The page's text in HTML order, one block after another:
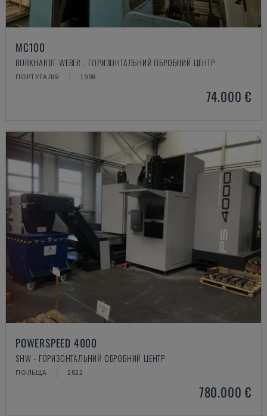
MC100
BURKHARDT-WEBER - ГОРИЗОНТАЛЬНИЙ ОБРОБНИЙ ЦЕНТР
ПОРТУГАЛІЯ 1998
74.000 €
POWERSPEED 4000
SHW - ГОРИЗОНТАЛЬНИЙ ОБРОБНИЙ ЦЕНТР
ПОЛЬЩА 2022
780.000 €